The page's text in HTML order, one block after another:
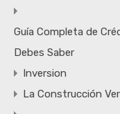
Guía Completa de
Debes Saber
Inversion
La Construcción